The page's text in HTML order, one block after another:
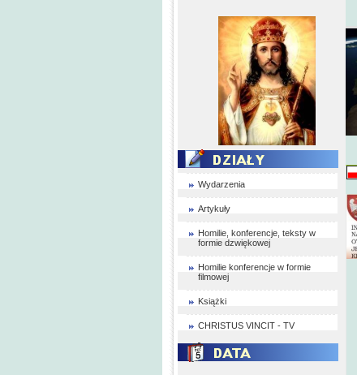
Wydarzenia
Artykuły
Homilie, konferencje, teksty w
formie dzwiękowej
Homilie konferencje w formie
filmowej
Książki
CHRISTUS VINCIT - TV